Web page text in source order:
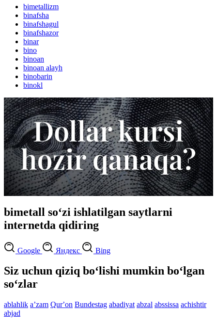
bimetallizm
binafsha
binafshagul
binafshazor
binar
bino
binoan
binoan alayh
binobarin
binokl
bimetall so‘zi ishlatilgan saytlarni
internetda qidiring
Google Яндекс Bing
Siz uchun qiziq bo‘lishi mumkin bo‘lgan
so‘zlar
ablahlik aʼzam Qurʼon Bundestag abadiyat abzal abssissa achishtir
abjad